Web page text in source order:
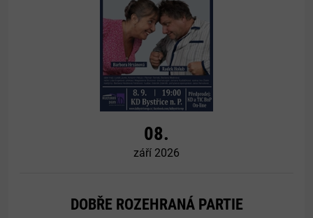
08.
září 2026
DOBŘE ROZEHRANÁ PARTIE